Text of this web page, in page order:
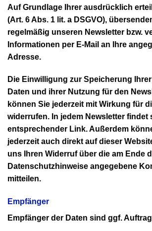
Auf Grundlage Ihrer ausdrücklich
(Art. 6 Abs. 1 lit. a DSGVO),
regelmäßig unseren Newsletter bzw.
Informationen per E-Mail an Ihre
Adresse.
Die Einwilligung zur Speicherung
Daten und ihrer Nutzung für den
können Sie jederzeit mit Wirkung für
widerrufen. In jedem Newsletter findet
entsprechender Link. Außerdem
jederzeit auch direkt auf dieser
uns Ihren Widerruf über die am Ende
Datenschutzhinweise angegebene
mitteilen.
Empfänger
Empfänger der Daten sind ggf.